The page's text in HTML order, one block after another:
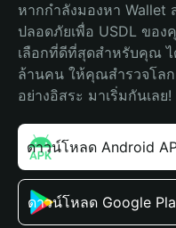
หากกำลังมองหา Wallet
ปลอดภัยเพื่อ USDL ขอ
เลือกที่ดีที่สุดสำหรับคุณ ไ
ล้านคน ให้คุณสำรวจโล
อย่างอิสระ มาเริ่มกันเลย!
ดาวน์โหลด Android
ดาวน์โหลด Google